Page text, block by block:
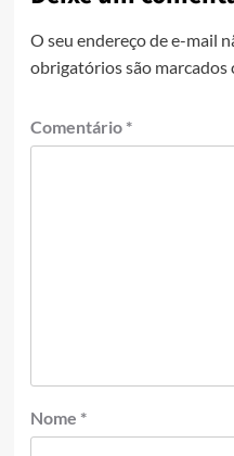
O seu endereço de e-mail
obrigatórios são marcados
Comentário *
Nome *